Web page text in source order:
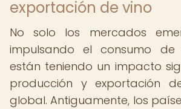
exportación de vino
No solo los mercados
impulsando el consumo de
están teniendo un impacto
producción y exportación
global. Antiguamente, los